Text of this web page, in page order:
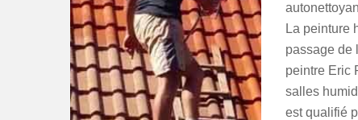
La peinture
passage de
peintre Eric
salles
est qualifié